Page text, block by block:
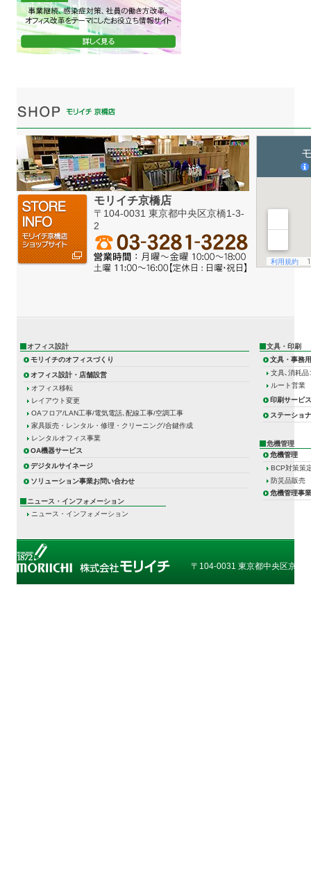
モリイチ京橋店
〒104-0031 東京都中央区京橋1-3-
2
オフィス設計
モリイチのオフィスづくり
オフィス設計・店舗設営
オフィス移転
レイアウト変更
OAフロア/LAN工事/電気電話､配線工事/空調工事
家具販売・レンタル・修理・クリーニング/合鍵作成
レンタルオフィス事業
OA機器サービス
デジタルサイネージ
ソリューション事業お問い合わせ
文具・印刷
文具・事務
文具､消耗品
ルート営業
印刷サービス
ステーショ
危機管理
危機管理
BCP対策策
防災品販売
危機管理事
ニュース・インフォメーション
ニュース・インフォメーション
〒104-0031 東京都中央区京